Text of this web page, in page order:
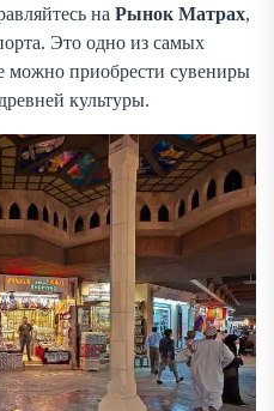
на Рынок Матрах,
Это одно из самых
можно приобрести сувениры
культуры.